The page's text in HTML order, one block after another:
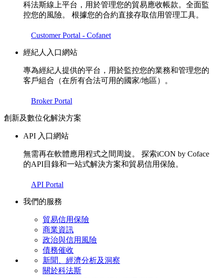
科法斯線上平台，用於管理您的貿易應收帳款。全面監
控您的風險。 根據您的合約直接存取信用管理工具。
Customer Portal - Cofanet
經紀人入口網站
專為經紀人提供的平台，用於監控您的業務和管理您的
客戶組合（在所有合法可用的國家/地區）。
Broker Portal
創新及數位化解決方案
API 入口網站
無需再在軟體應用程式之間周旋。 探索iCON by Coface
的API目錄和一站式解決方案和貿易信用保險。
API Portal
我們的服務
貿易信用保險
商業資訊
政治與信用風險
債務催收
新聞、經濟分析及洞察
關於科法斯